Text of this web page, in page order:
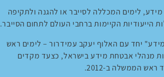
לאבטחת מידע, לימים המכללה לסייבר או להגנה ולתקיפה
הייעודיות הקיימות ברחבי העולם לתחום הסייבר.
מידע" יחד עם האלוף יעקב עמידרור – לימים ראש
מנהלי אבטחת מידע בישראל, כצעד מקדים
הממשלה ב-2012.